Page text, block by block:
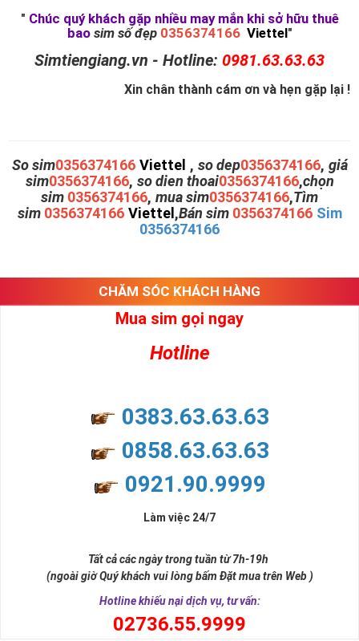
" Chúc quý khách gặp nhiều may mắn khi sở hữu thuê
bao sim số đẹp 0356374166 Viettel"
Simtiengiang.vn - Hotline: 0981.63.63.63
Xin chân thành cám ơn và hẹn gặp lại !
So sim0356374166 Viettel , so dep0356374166, giá
sim0356374166, so dien thoai0356374166,chọn
sim 0356374166, mua sim0356374166,Tìm
sim 0356374166 Viettel,Bán sim 0356374166 Sim
0356374166
CHĂM SÓC KHÁCH HÀNG
Mua sim gọi ngay
Hotline
0383.63.63.63
0858.63.63.63
0921.90.9999
Làm việc 24/7
Tất cả các ngày trong tuần từ 7h-19h
(ngoài giờ Quý khách vui lòng bấm Đặt mua trên Web )
Hotline khiếu nại dịch vụ, tư vấn:
02736.55.9999